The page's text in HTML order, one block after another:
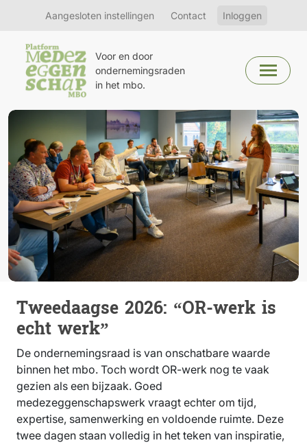
Aangesloten instellingen Contact Inloggen
Voor en door
ondernemingsraden
in het mbo.
Tweedaagse 2026: “OR-werk is
echt werk”
De ondernemingsraad is van onschatbare waarde
binnen het mbo. Toch wordt OR-werk nog te vaak
gezien als een bijzaak. Goed
medezeggenschapswerk vraagt echter om tijd,
expertise, samenwerking en voldoende ruimte. Deze
twee dagen staan volledig in het teken van inspiratie,